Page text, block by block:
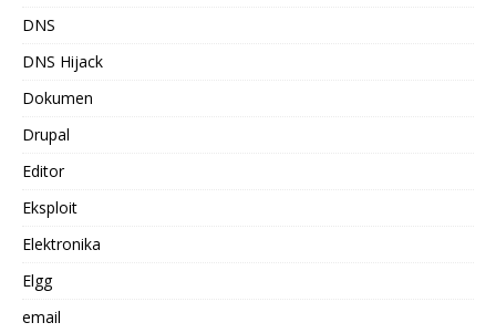
DNS
DNS Hijack
Dokumen
Drupal
Editor
Eksploit
Elektronika
Elgg
email